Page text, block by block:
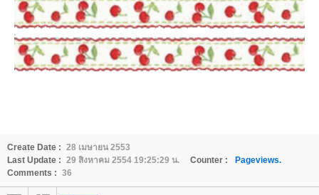
Create Date : 28 เมษายน 2553
Last Update : 29 สิงหาคม 2554 19:25:29 น. Counter :
Pageviews.
Comments : 36